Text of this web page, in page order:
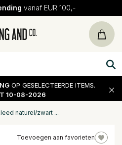
vanaf EUR 100,-
OP GESELECTEERDE ITEMS.
10-08-2026
naturel/zwart ...
Toevoegen aan favorieten